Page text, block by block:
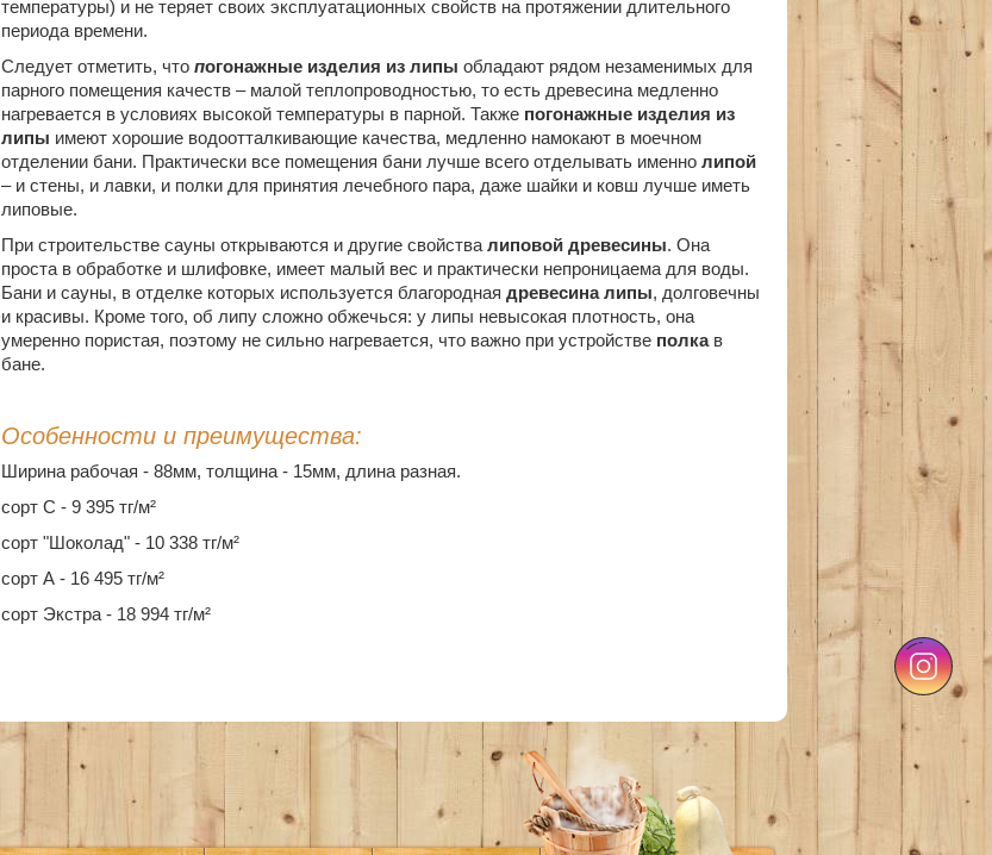
температуры) и не теряет своих эксплуатационных свойств на протяжении длительного
периода времени.
Следует отметить, что погонажные изделия из липы обладают рядом незаменимых для
парного помещения качеств – малой теплопроводностью, то есть древесина медленно
нагревается в условиях высокой температуры в парной. Также погонажные изделия из
липы имеют хорошие водоотталкивающие качества, медленно намокают в моечном
отделении бани. Практически все помещения бани лучше всего отделывать именно липой
– и стены, и лавки, и полки для принятия лечебного пара, даже шайки и ковш лучше иметь
липовые.
При строительстве сауны открываются и другие свойства липовой древесины. Она
проста в обработке и шлифовке, имеет малый вес и практически непроницаема для воды.
Бани и сауны, в отделке которых используется благородная древесина липы, долговечны
и красивы. Кроме того, об липу сложно обжечься: у липы невысокая плотность, она
умеренно пористая, поэтому не сильно нагревается, что важно при устройстве полкав
бане.
Особенности и преимущества:
Ширина рабочая - 88мм, толщина - 15мм, длина разная.
сорт С - 9 395 тг/м²
сорт "Шоколад" - 10 338 тг/м²
сорт А - 16 495 тг/м²
сорт Экстра - 18 994 тг/м²